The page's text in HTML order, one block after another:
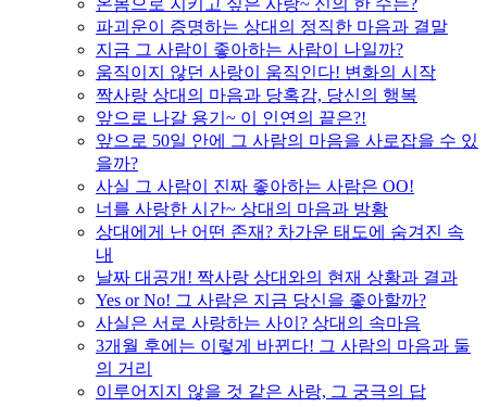
파괴운이 증명하는 상대의 정직한 마음과 결말
지금 그 사람이 좋아하는 사람이 나일까?
움직이지 않던 사랑이 움직인다! 변화의 시작
짝사랑 상대의 마음과 당혹감, 당신의 행복
앞으로 나갈 용기~ 이 인연의 끝은?!
앞으로 50일 안에 그 사람의 마음을 사로잡을 수 있
을까?
사실 그 사람이 진짜 좋아하는 사람은 OO!
너를 사랑한 시간~ 상대의 마음과 방황
상대에게 난 어떤 존재? 차가운 태도에 숨겨진 속
내
날짜 대공개! 짝사랑 상대와의 현재 상황과 결과
Yes or No! 그 사람은 지금 당신을 좋아할까?
사실은 서로 사랑하는 사이? 상대의 속마음
3개월 후에는 이렇게 바뀐다! 그 사람의 마음과 둘
의 거리
이루어지지 않을 것 같은 사랑, 그 궁극의 답